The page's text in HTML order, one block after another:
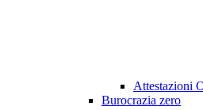
Attestazioni
Burocrazia zero